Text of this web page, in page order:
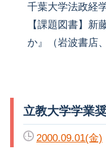
千葉大学法政経学
【課題図書】新
か』（岩波書店
立教大学学業
2000.09.01(金)